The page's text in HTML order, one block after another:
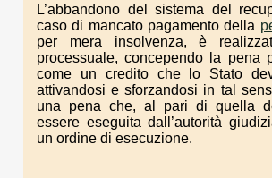
L’abbandono del sistema del
caso di mancato pagamento della
per mera insolvenza, è
processuale, concependo la pena
come un credito che lo Stato
attivandosi e sforzandosi in tal
una pena che, al pari di quella
essere eseguita dall’autorità
un ordine di esecuzione.